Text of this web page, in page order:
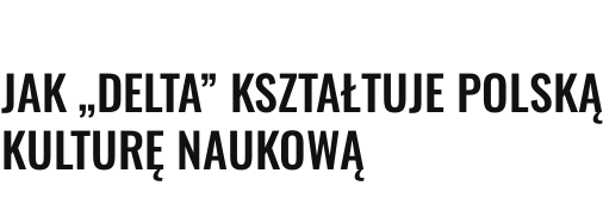
JAK „DELTA” KSZTAŁTUJE POLSKĄ
KULTURĘ NAUKOWĄ